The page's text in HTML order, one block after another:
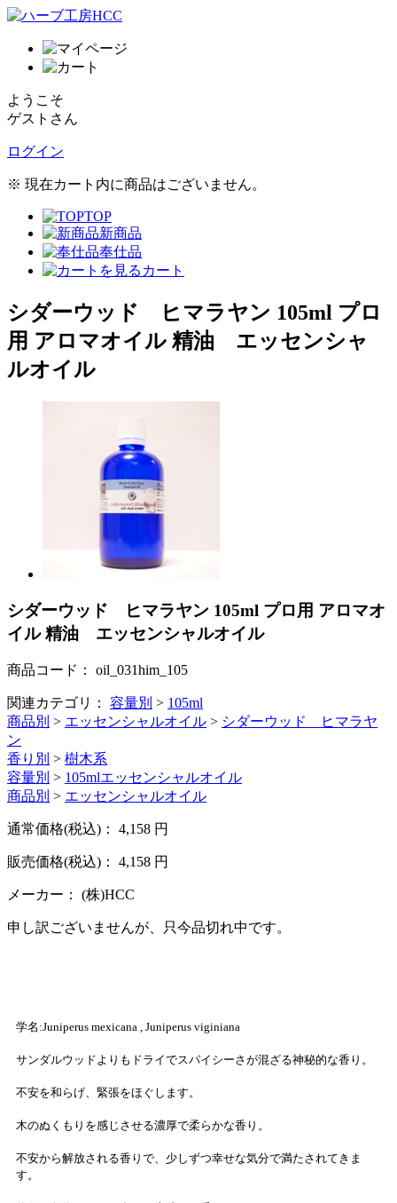
ようこそ
ゲストさん
ログイン
※ 現在カート内に商品はございません。
TOP
新商品
奉仕品
カート
シダーウッド ヒマラヤン 105ml プロ
用 アロマオイル 精油 エッセンシャ
ルオイル
シダーウッド ヒマラヤン 105ml プロ用 アロマオ
イル 精油 エッセンシャルオイル
商品コード： oil_031him_105
関連カテゴリ： 容量別 > 105ml
商品別 > エッセンシャルオイル > シダーウッド ヒマラヤ
ン
香り別 > 樹木系
容量別 > 105mlエッセンシャルオイル
商品別 > エッセンシャルオイル
通常価格(税込)： 4,158 円
販売価格(税込)： 4,158 円
メーカー： (株)HCC
申し訳ございませんが、只今品切れ中です。
学名:Juniperus mexicana , Juniperus viginiana
サンダルウッドよりもドライでスパイシーさが混ざる神秘的な香り。
不安を和らげ、緊張をほぐします。
木のぬくもりを感じさせる濃厚で柔らかな香り。
不安から解放される香りで、少しずつ幸せな気分で満たされてきま
す。